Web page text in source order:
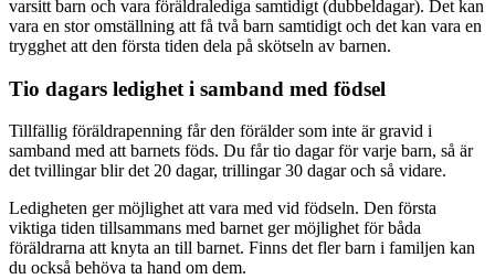
varsitt barn och vara föräldralediga samtidigt (dubbeldagar). Det kan
vara en stor omställning att få två barn samtidigt och det kan vara en
trygghet att den första tiden dela på skötseln av barnen.
Tio dagars ledighet i samband med födsel
Tillfällig föräldrapenning får den förälder som inte är gravid i
samband med att barnets föds. Du får tio dagar för varje barn, så är
det tvillingar blir det 20 dagar, trillingar 30 dagar och så vidare.
Ledigheten ger möjlighet att vara med vid födseln. Den första
viktiga tiden tillsammans med barnet ger möjlighet för båda
föräldrarna att knyta an till barnet. Finns det fler barn i familjen kan
du också behöva ta hand om dem.